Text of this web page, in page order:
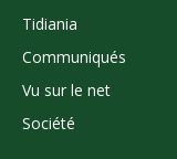
Tidiania
Communiqués
Vu sur le net
Société